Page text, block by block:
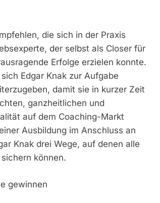
die sich in der Praxis
der selbst als Closer für
Erfolge erzielen konnte.
Edgar Knak zur Aufgabe
damit sie in kurzer Zeit
ganzheitlichen und
auf dem Coaching-Markt
Ausbildung im Anschluss an
Knak drei Wege, auf denen alle
können.
gewinnen